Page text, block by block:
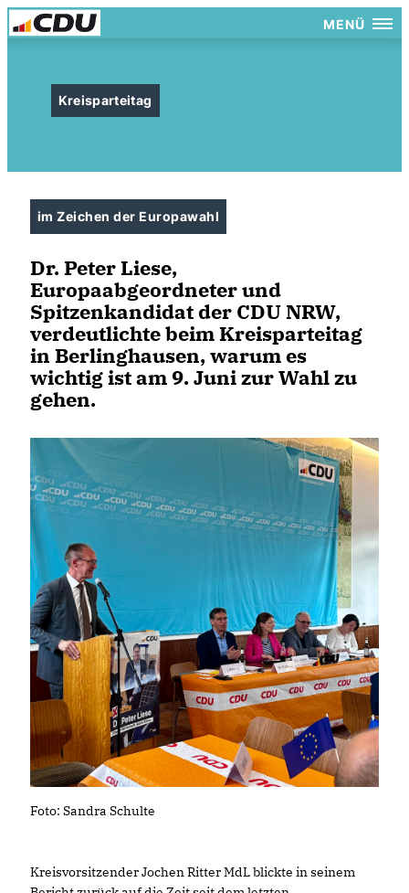
MENÜ
Kreisparteitag
im Zeichen der Europawahl
Dr. Peter Liese,
Europaabgeordneter und
Spitzenkandidat der CDU NRW,
verdeutlichte beim Kreisparteitag
in Berlinghausen, warum es
wichtig ist am 9. Juni zur Wahl zu
gehen.
Foto: Sandra Schulte
Kreisvorsitzender Jochen Ritter MdL blickte in seinem